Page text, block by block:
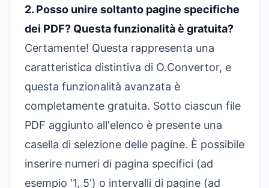
2. Posso unire soltanto pagine specifiche
dei PDF? Questa funzionalità è gratuita?
Certamente! Questa rappresenta una
caratteristica distintiva di O.Convertor, e
questa funzionalità avanzata è
completamente gratuita. Sotto ciascun file
PDF aggiunto all'elenco è presente una
casella di selezione delle pagine. È possibile
inserire numeri di pagina specifici (ad
esempio '1, 5') o intervalli di pagine (ad